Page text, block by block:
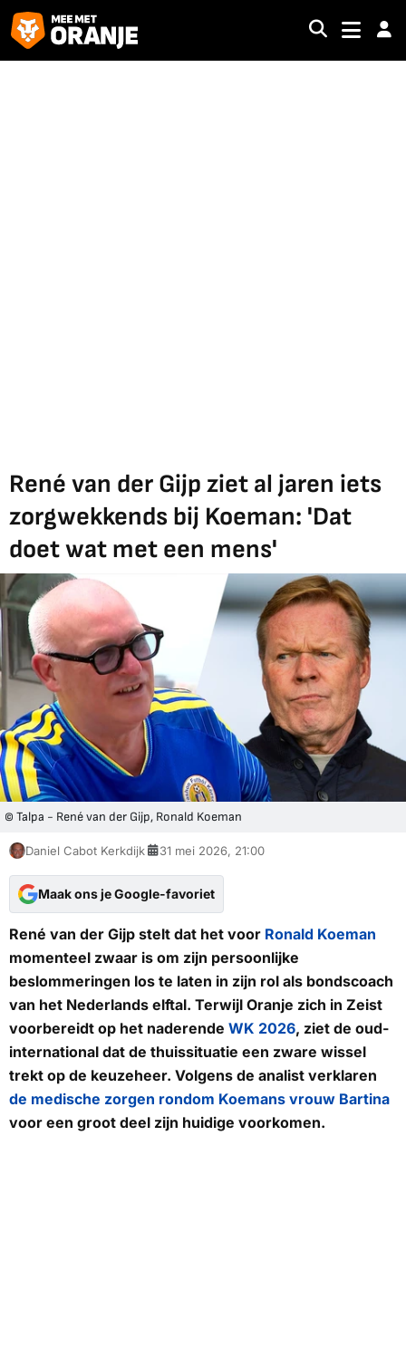
René van der Gijp ziet al jaren iets
zorgwekkends bij Koeman: 'Dat
doet wat met een mens'
© Talpa - René van der Gijp, Ronald Koeman
Daniel Cabot Kerkdijk 31 mei 2026, 21:00
Maak ons je Google-favoriet
René van der Gijp stelt dat het voor Ronald Koeman
momenteel zwaar is om zijn persoonlijke
beslommeringen los te laten in zijn rol als bondscoach
van het Nederlands elftal. Terwijl Oranje zich in Zeist
voorbereidt op het naderende WK 2026, ziet de oud-
international dat de thuissituatie een zware wissel
trekt op de keuzeheer. Volgens de analist verklaren
de medische zorgen rondom Koemans vrouw Bartina
voor een groot deel zijn huidige voorkomen.